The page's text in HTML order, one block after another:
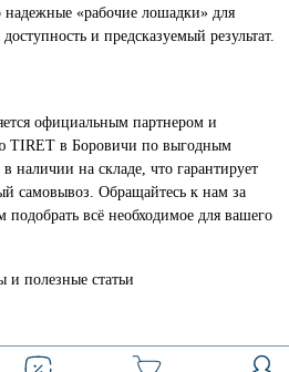
надежные «рабочие лошадки» для
и предсказуемый результат.
официальным партнером и
TIRET в Боровичи по выгодным
наличии на складе, что гарантирует
самовывоз. Обращайтесь к нам за
всё необходимое для вашего
и полезные статьи